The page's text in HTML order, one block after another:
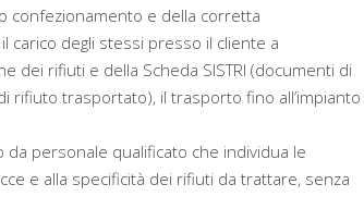
confezionamento e della corretta
carico degli stessi presso il cliente a
dei rifiuti e della Scheda SISTRI (documenti di
rifiuto trasportato), il trasporto fino all’impianto
personale qualificato che individua le
e alla specificità dei rifiuti da trattare, senza